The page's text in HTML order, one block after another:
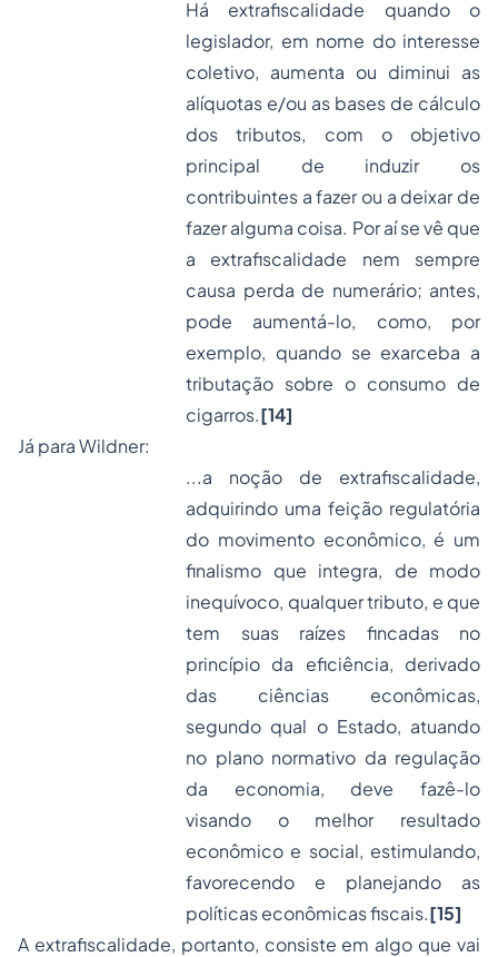
Há extrafiscalidade quando o
legislador, em nome do interesse
coletivo, aumenta ou diminui as
alíquotas e/ou as bases de cálculo
dos tributos, com o objetivo
principal de induzir os
contribuintes a fazer ou a deixar de
fazer alguma coisa. Por aí se vê que
a extrafiscalidade nem sempre
causa perda de numerário; antes,
pode aumentá-lo, como, por
exemplo, quando se exarceba a
tributação sobre o consumo de
cigarros.[14]
Já para Wildner:
...a noção de extrafiscalidade,
adquirindo uma feição regulatória
do movimento econômico, é um
finalismo que integra, de modo
inequívoco, qualquer tributo, e que
tem suas raízes fincadas no
princípio da eficiência, derivado
das ciências econômicas,
segundo qual o Estado, atuando
no plano normativo da regulação
da economia, deve fazê-lo
visando o melhor resultado
econômico e social, estimulando,
favorecendo e planejando as
políticas econômicas fiscais.[15]
A extrafiscalidade, portanto, consiste em algo que vai